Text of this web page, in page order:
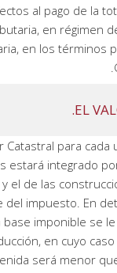
al pago de la
en régimen
en los términos
EL
Catastral para
estará integrado
el de las
del impuesto. En
base imponible se
en cuyo
será menor